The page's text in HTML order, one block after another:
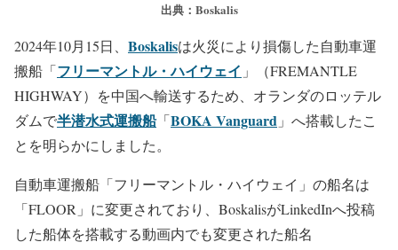
出典：Boskalis
2024年10月15日、 Boskalisは火災により損傷した自動車運
搬船「フリーマントル・ハイウェイ 」（FREMANTLE
HIGHWAY）を中国へ輸送するため、オランダのロッテル
ダムで半潜水式運搬船「BOKA Vanguard 」へ搭載したこ
とを明らかにしました。
自動車運搬船「フリーマントル・ハイウェイ」の船名は
「FLOOR」に変更されており、BoskalisがLinkedInへ投稿
した船体を搭載する動画内でも変更された船名